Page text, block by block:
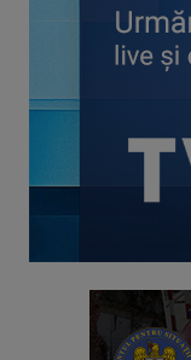
LECȚIA DE ISTORIE
Emisiunea „Lecția